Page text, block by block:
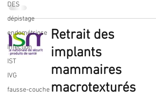
DES
dépistage
endométriose
Infection
IST
IVG
fausse-couche
Retrait des
implants
mammaires
macrotexturés